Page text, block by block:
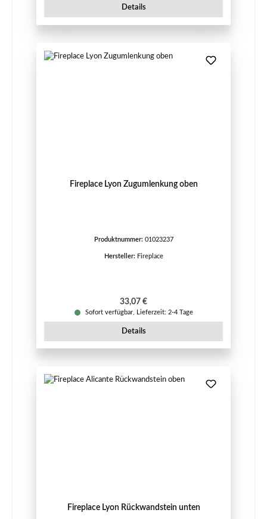
Details
Fireplace Lyon Zugumlenkung oben
Produktnummer: 01023237
Hersteller: Fireplace
Regulärer Preis:
33,07 €
Sofort verfügbar, Lieferzeit: 2-4 Tage
Details
Fireplace Lyon Rückwandstein unten